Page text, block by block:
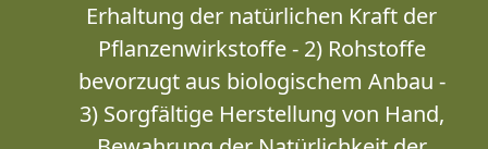
Erhaltung der natürlichen Kraft der
Pflanzenwirkstoffe - 2) Rohstoffe
bevorzugt aus biologischem Anbau -
3) Sorgfältige Herstellung von Hand,